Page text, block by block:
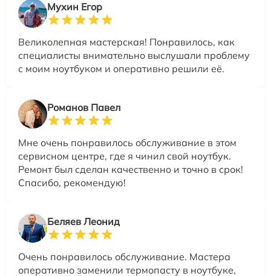
Мухин Егор
Великолепная мастерская! Понравилось, как
специалисты внимательно выслушали проблему
с моим ноутбуком и оперативно решили её.
Романов Павел
Мне очень понравилось обслуживание в этом
сервисном центре, где я чинил свой ноутбук.
Ремонт был сделан качественно и точно в срок!
Спасибо, рекомендую!
Беляев Леонид
Очень понравилось обслуживание. Мастера
оперативно заменили термопасту в ноутбуке,